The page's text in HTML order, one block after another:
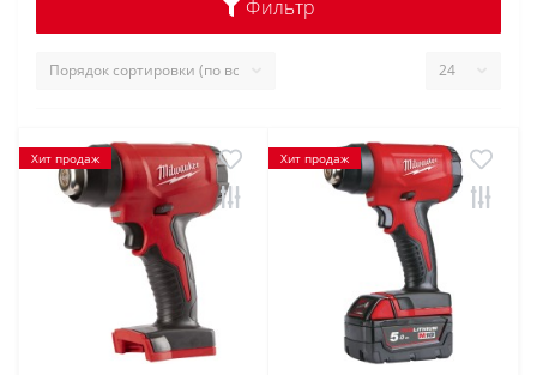
Фильтр
Хит продаж Хит продаж